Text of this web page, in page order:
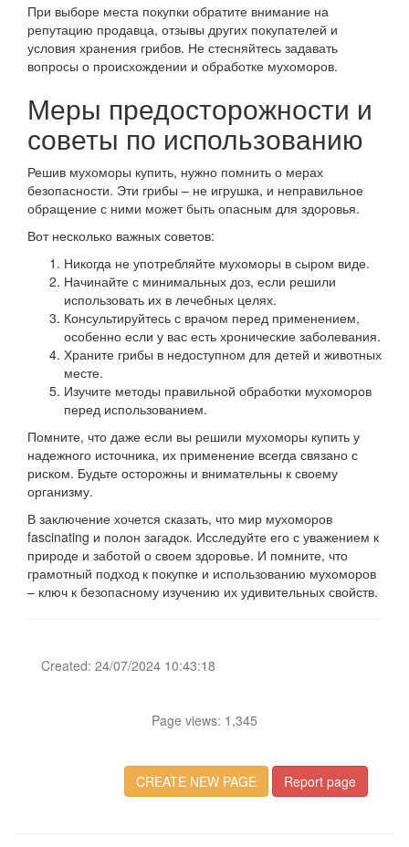
При выборе места покупки обратите внимание на
репутацию продавца, отзывы других покупателей и
условия хранения грибов. Не стесняйтесь задавать
вопросы о происхождении и обработке мухоморов.
Меры предосторожности и
советы по использованию
Решив мухоморы купить, нужно помнить о мерах
безопасности. Эти грибы – не игрушка, и неправильное
обращение с ними может быть опасным для здоровья.
Вот несколько важных советов:
Никогда не употребляйте мухоморы в сыром виде.
Начинайте с минимальных доз, если решили
использовать их в лечебных целях.
Консультируйтесь с врачом перед применением,
особенно если у вас есть хронические заболевания.
Храните грибы в недоступном для детей и животных
месте.
Изучите методы правильной обработки мухоморов
перед использованием.
Помните, что даже если вы решили мухоморы купить у
надежного источника, их применение всегда связано с
риском. Будьте осторожны и внимательны к своему
организму.
В заключение хочется сказать, что мир мухоморов
fascinating и полон загадок. Исследуйте его с уважением к
природе и заботой о своем здоровье. И помните, что
грамотный подход к покупке и использованию мухоморов
– ключ к безопасному изучению их удивительных свойств.
Created: 24/07/2024 10:43:18
Page views: 1,345
CREATE NEW PAGE Report page